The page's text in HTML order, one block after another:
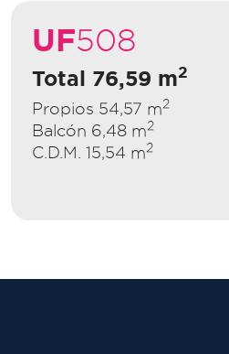
UF508
Total 76,59 m2
Propios 54,57 m2
Balcón 6,48 m2
C.D.M. 15,54 m2